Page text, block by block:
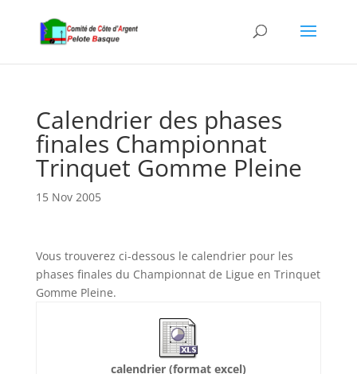
Calendrier des phases
finales Championnat
Trinquet Gomme Pleine
15 Nov 2005
Vous trouverez ci-dessous le calendrier pour les
phases finales du Championnat de Ligue en Trinquet
Gomme Pleine.
calendrier (format excel)